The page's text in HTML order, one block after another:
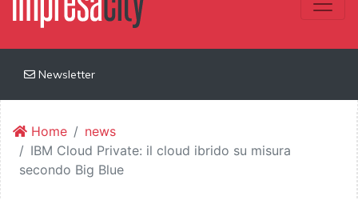
Newsletter
Home
news
IBM Cloud Private: il cloud ibrido su misura
secondo Big Blue